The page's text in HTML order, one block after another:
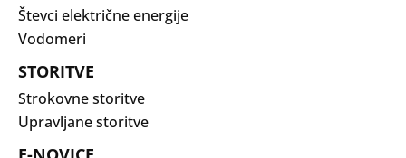
Števci električne energije
Vodomeri
STORITVE
Strokovne storitve
Upravljane storitve